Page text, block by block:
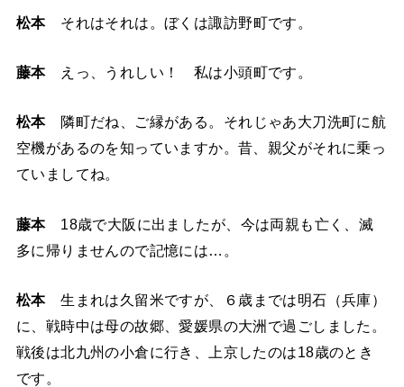
松本それはそれは。ぼくは諏訪野町です。
藤本えっ、うれしい！ 私は小頭町です。
松本隣町だね、ご縁がある。それじゃあ大刀洗町に航
空機があるのを知っていますか。昔、親父がそれに乗っ
ていましてね。
藤本18歳で大阪に出ましたが、今は両親も亡く、滅
多に帰りませんので記憶には…。
松本生まれは久留米ですが、６歳までは明石（兵庫）
に、戦時中は母の故郷、愛媛県の大洲で過ごしました。
戦後は北九州の小倉に行き、上京したのは18歳のとき
です。